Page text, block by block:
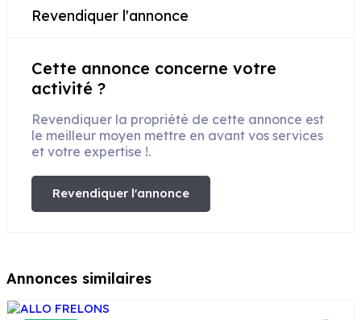
Revendiquer l'annonce
Cette annonce concerne votre
activité ?
Revendiquer la propriété de cette annonce est
le meilleur moyen mettre en avant vos services
et votre expertise !.
Revendiquer l'annonce
Annonces similaires